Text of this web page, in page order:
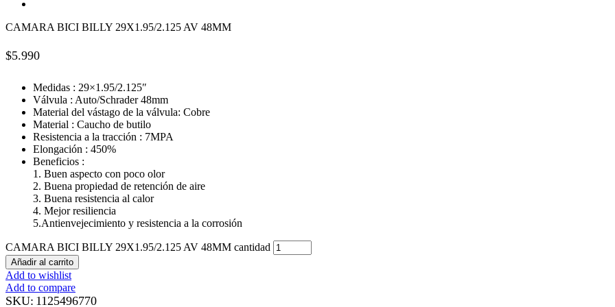
CAMARA BICI BILLY 29X1.95/2.125 AV 48MM
$5.990
Medidas : 29×1.95/2.125″
Válvula : Auto/Schrader 48mm
Material del vástago de la válvula: Cobre
Material : Caucho de butilo
Resistencia a la tracción : 7MPA
Elongación : 450%
Beneficios :
1. Buen aspecto con poco olor
2. Buena propiedad de retención de aire
3. Buena resistencia al calor
4. Mejor resiliencia
5.Antienvejecimiento y resistencia a la corrosión
CAMARA BICI BILLY 29X1.95/2.125 AV 48MM cantidad
Añadir al carrito
Add to wishlist
Add to compare
SKU: 1125496770